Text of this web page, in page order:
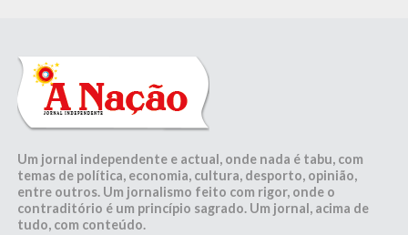
Um jornal independente e actual, onde nada é tabu, com
temas de política, economia, cultura, desporto, opinião,
entre outros. Um jornalismo feito com rigor, onde o
contraditório é um princípio sagrado. Um jornal, acima de
tudo, com conteúdo.